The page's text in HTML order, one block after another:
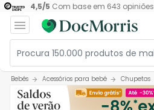
4,5/5 Com base em 643 opiniões
Bebés Acessórios para bebé Chupetas